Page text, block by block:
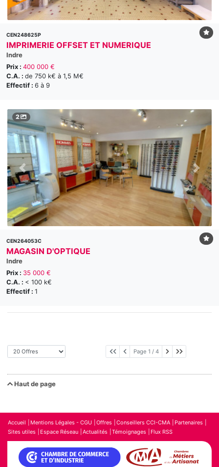
CEN248625P
IMPRIMERIE OFFSET ET NUMERIQUE
Indre
Prix : 400 000 €
C.A. : de 750 k€ à 1,5 M€
Effectif : 6 à 9
2
CEN264053C
MAGASIN D'OPTIQUE
Indre
Prix : 35 000 €
C.A. : < 100 k€
Effectif : 1
Page 1 / 4 Page suivante
Dernière
Haut de page
Accueil Mentions Légales - CGU Offres Conseillers CCI-CMA
Partenaires
Sites utiles
Espace Réseau Actualités Témoignages Flux RSS